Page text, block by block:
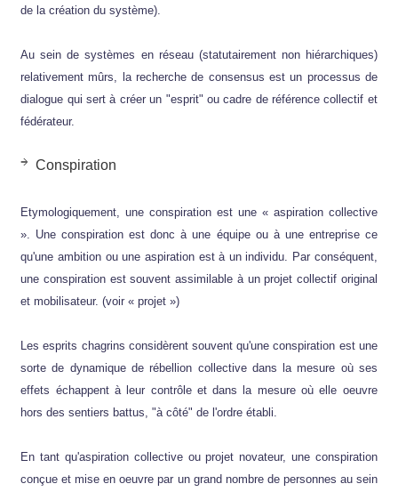
de la création du système).
Au sein de systèmes en réseau (statutairement non hiérarchiques)
relativement mûrs, la recherche de consensus est un processus de
dialogue qui sert à créer un "esprit" ou cadre de référence collectif et
fédérateur.
Conspiration
Etymologiquement, une conspiration est une « aspiration collective
». Une conspiration est donc à une équipe ou à une entreprise ce
qu'une ambition ou une aspiration est à un individu. Par conséquent,
une conspiration est souvent assimilable à un projet collectif original
et mobilisateur. (voir « projet »)
Les esprits chagrins considèrent souvent qu'une conspiration est une
sorte de dynamique de rébellion collective dans la mesure où ses
effets échappent à leur contrôle et dans la mesure où elle oeuvre
hors des sentiers battus, "à côté" de l'ordre établi.
En tant qu'aspiration collective ou projet novateur, une conspiration
conçue et mise en oeuvre par un grand nombre de personnes au sein